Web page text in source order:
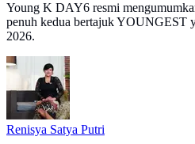
Young K DAY6 resmi
penuh kedua bertajuk YOUNGEST
2026.
Renisya Satya Putri